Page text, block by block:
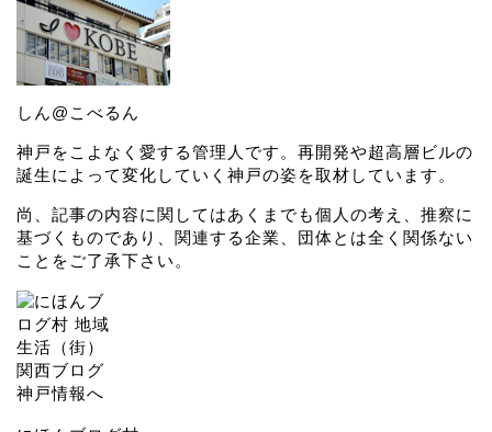
しん@こべるん
神戸をこよなく愛する管理人です。再開発や超高層ビルの
誕生によって変化していく神戸の姿を取材しています。
尚、記事の内容に関してはあくまでも個人の考え、推察に
基づくものであり、関連する企業、団体とは全く関係ない
ことをご了承下さい。